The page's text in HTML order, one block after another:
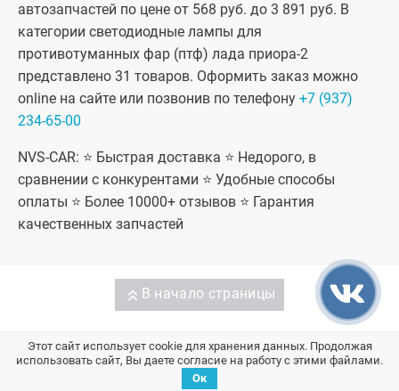
автозапчастей по цене от 568 руб. до 3 891 руб. В
категории светодиодные лампы для
противотуманных фар (птф) лада приора-2
представлено 31 товаров. Оформить заказ можно
online на сайте или позвонив по телефону +7 (937)
234-65-00
NVS-CAR: ⭐ Быстрая доставка ⭐ Недорого, в
сравнении с конкурентами ⭐ Удобные способы
оплаты ⭐ Более 10000+ отзывов ⭐ Гарантия
качественных запчастей
В начало страницы
Запчасти на ВАЗ / Лада
Этот сайт использует cookie для хранения данных. Продолжая
использовать сайт, Вы даете согласие на работу с этими файлами.
Ок